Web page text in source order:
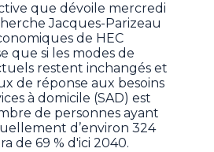
que dévoile mercredi
Jacques-Parizeau
de HEC
que si les modes de
restent inchangés et
de réponse aux besoins
à domicile (SAD) est
de personnes ayant
d’environ 324
de 69 % d'ici 2040.